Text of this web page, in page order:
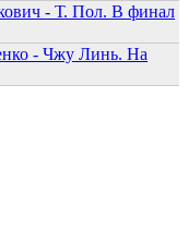
- Т. Пол. В финал
- Чжу Линь. На